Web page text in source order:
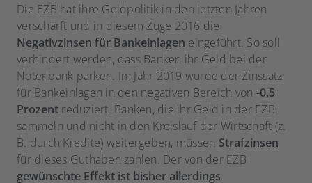
Die EZB hat ihre Geldpolitik in den letzten Jahren
verschärft und in diesem Zuge 2016 die
Negativzinsen für Bankeinlagen eingeführt. So soll
verhindert werden, dass Banken ihr Geld bei der
Notenbank parken. Im Jahr 2019 wurde der Zinssatz
für Bankeinlagen in den negativen Bereich von -0,5
Prozent reduziert. Banken, die ihr Geld in der EZB
sammeln und nicht in den Kreislauf der Wirtschaft (z.
B. durch Kredite) weitergeben, müssen Strafzinsen
für dieses Guthaben zahlen. Der von der EZB
gewünschte Effekt ist bisher allerdings